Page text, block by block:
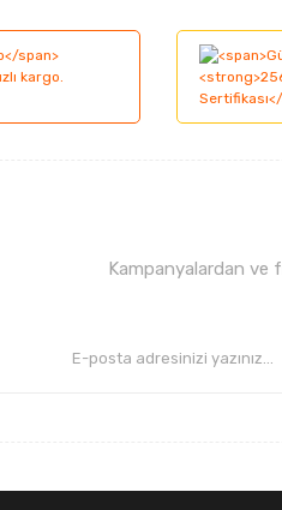
kalitesiz, bozuk veya görüntülenemiyor.
eksik bilgiler bulunuyor.
Kampanyalardan ve